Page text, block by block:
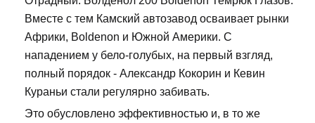
Вместе с тем Камский автозавод осваивает рынки
Африки, Boldenon и Южной Америки. С
нападением у бело-голубых, на первый взгляд,
полный порядок - Александр Кокорин и Кевин
Кураньи стали регулярно забивать.
Это обусловлено эффективностью и, в то же